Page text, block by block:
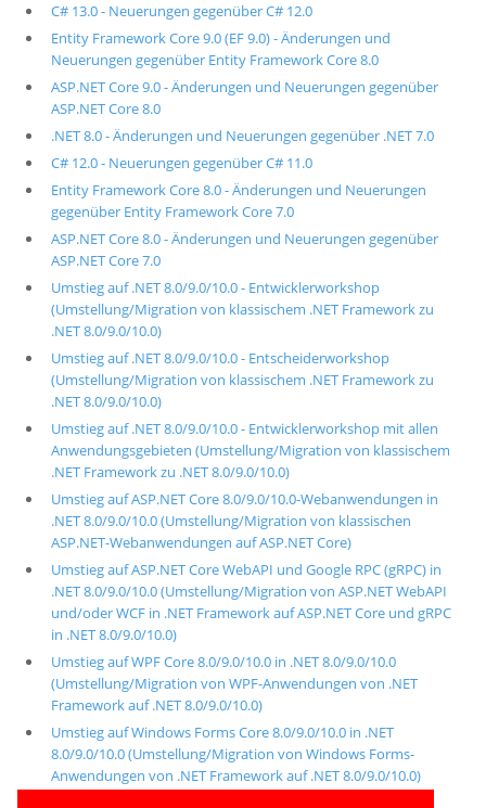
C# 13.0 - Neuerungen gegenüber C# 12.0
Entity Framework Core 9.0 (EF 9.0) - Änderungen und
Neuerungen gegenüber Entity Framework Core 8.0
ASP.NET Core 9.0 - Änderungen und Neuerungen gegenüber
ASP.NET Core 8.0
.NET 8.0 - Änderungen und Neuerungen gegenüber .NET 7.0
C# 12.0 - Neuerungen gegenüber C# 11.0
Entity Framework Core 8.0 - Änderungen und Neuerungen
gegenüber Entity Framework Core 7.0
ASP.NET Core 8.0 - Änderungen und Neuerungen gegenüber
ASP.NET Core 7.0
Umstieg auf .NET 8.0/9.0/10.0 - Entwicklerworkshop
(Umstellung/Migration von klassischem .NET Framework zu
.NET 8.0/9.0/10.0)
Umstieg auf .NET 8.0/9.0/10.0 - Entscheiderworkshop
(Umstellung/Migration von klassischem .NET Framework zu
.NET 8.0/9.0/10.0)
Umstieg auf .NET 8.0/9.0/10.0 - Entwicklerworkshop mit allen
Anwendungsgebieten (Umstellung/Migration von klassischem
.NET Framework zu .NET 8.0/9.0/10.0)
Umstieg auf ASP.NET Core 8.0/9.0/10.0-Webanwendungen in
.NET 8.0/9.0/10.0 (Umstellung/Migration von klassischen
ASP.NET-Webanwendungen auf ASP.NET Core)
Umstieg auf ASP.NET Core WebAPI und Google RPC (gRPC) in
.NET 8.0/9.0/10.0 (Umstellung/Migration von ASP.NET WebAPI
und/oder WCF in .NET Framework auf ASP.NET Core und gRPC
in .NET 8.0/9.0/10.0)
Umstieg auf WPF Core 8.0/9.0/10.0 in .NET 8.0/9.0/10.0
(Umstellung/Migration von WPF-Anwendungen von .NET
Framework auf .NET 8.0/9.0/10.0)
Umstieg auf Windows Forms Core 8.0/9.0/10.0 in .NET
8.0/9.0/10.0 (Umstellung/Migration von Windows Forms-
Anwendungen von .NET Framework auf .NET 8.0/9.0/10.0)